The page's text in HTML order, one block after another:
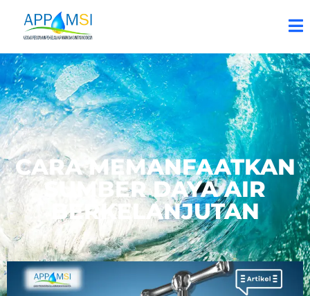
CARA MEMANFAATKAN
SUMBER DAYA AIR
BERKELANJUTAN